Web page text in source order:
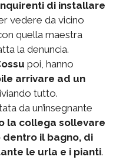
di installare
vedere da vicino
quella maestra
la denuncia.
poi, hanno
arrivare ad un
tutto.
da un’insegnante
la collega sollevare
il bagno, di
le urla e i pianti.